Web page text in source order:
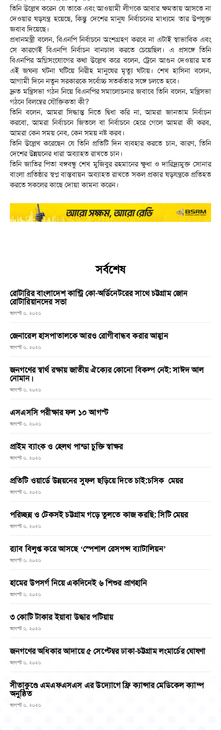
তিনি উল্লেখ করেন যে তাকে এবং আওয়ামী লীগকে আবার ক্ষমতায় আসতে না
দেওয়ার ষড়যন্ত্র হয়েছে, কিন্তু দেশের মানুষ নির্বাচনের মাধ্যমে তার উপযুক্ত
জবাব দিয়েছে।
প্রধানমন্ত্রী বলেন, বিএনপি নির্বাচনে অংশগ্রহণ করবে না এটাই স্বাভাবিক এবং
সে কারণেই বিএনপি নির্বাচন বানচাল করতে চেয়েছিল। এ প্রসঙ্গে তিনি
বিএনপির অগ্নিসংযোগের কথা উল্লেখ করে বলেন, ট্রেনে আগুন দেওয়ার মত
এই জঘন্য ঘটনা ঘটিয়ে নিরীহ মানুষের মৃত্যু ঘটায়। শেখ হাসিনা বলেন,
আগামী দিনে নতুন সরকারকে সর্বোচ্চ সতর্কতার সঙ্গে চলতে হবে।
দ্রুত মন্ত্রিসভা গঠন নিয়ে বিএনপির সমালোচনার জবাবে তিনি বলেন, মন্ত্রিসভা
গঠনে বিলম্বের যৌক্তিকতা কী?
তিনি বলেন, আমরা সিদ্ধান্ত নিতে দ্বিধা করি না, আমরা জানতাম নির্বাচন
করবো, আমরা নির্বাচনে জিতলে বা নির্বাচনে হেরে গেলে আমরা কী করব,
আমরা কেন সময় নেব, কেন সময় নষ্ট করব।
তিনি উল্লেখ করেছেন যে তিনি প্রতিটি দিন ব্যবহার করতে চান, কারণ, তিনি
দেশের উন্নয়নের ধারা অব্যাহত রাখতে চান।
তিনি জাতির পিতা বঙ্গবন্ধু শেখ মুজিবুর রহমানের ক্ষুধা ও দারিদ্র্যমুক্ত সোনার
বাংলা প্রতিষ্ঠার স্বপ্ন বাস্তবায়ন অব্যাহত রাখতে সকল প্রকার ষড়যন্ত্রকে প্রতিহত
করতে সকলের কাছে দোয়া কামনা করেন।
সর্বশেষ
রোটারির বাংলাদেশ কান্ট্রি কো-অর্ডিনেটরের সাথে চট্টগ্রাম জোন
রোটারিয়ানদের সভা
আগস্ট ৬, ২০২৬
জেনারেল হাসপাতালকে আরও রোগীবান্ধব করার আহ্বান
আগস্ট ৬, ২০২৬
জনগণের স্বার্থ রক্ষায় জাতীয় ঐক্যের কোনো বিকল্প নেই: সাঈদ আল
নোমান।
আগস্ট ৬, ২০২৬
এসএসসি পরীক্ষার ফল ১০ আগস্ট
আগস্ট ৬, ২০২৬
প্রাইম ব্যাংক ও হেলথ পান্ডা চুক্তি স্বাক্ষর
আগস্ট ৬, ২০২৬
প্রতিটি ওয়ার্ডে উন্নয়নের সুফল ছড়িয়ে দিতে চাই:চসিক মেয়র
আগস্ট ৬, ২০২৬
পরিচ্ছন্ন ও টেকসই চট্টগ্রাম গড়ে তুলতে কাজ করছি: সিটি মেয়র
আগস্ট ৬, ২০২৬
র‌্যাব বিলুপ্ত করে আসছে ‘স্পেশাল রেসপন্স ব্যাটালিয়ন’
আগস্ট ৬, ২০২৬
হামের উপসর্গ নিয়ে একদিনেই ৬ শিশুর প্রাণহানি
আগস্ট ৬, ২০২৬
৩ কোটি টাকার ইয়াবা উদ্ধার পটিয়ায়
আগস্ট ৬, ২০২৬
জনগণের অধিকার আদায়ে ৫ সেপ্টেম্বর ঢাকা-চট্টগ্রাম লংমার্চের ঘোষণা
আগস্ট ৬, ২০২৬
সীতাকুণ্ডে এমএফএসএস এর উদ্যোগে ফ্রি ক্যান্সার মেডিকেল ক্যাম্প
অনুষ্ঠিত
আগস্ট ৬, ২০২৬